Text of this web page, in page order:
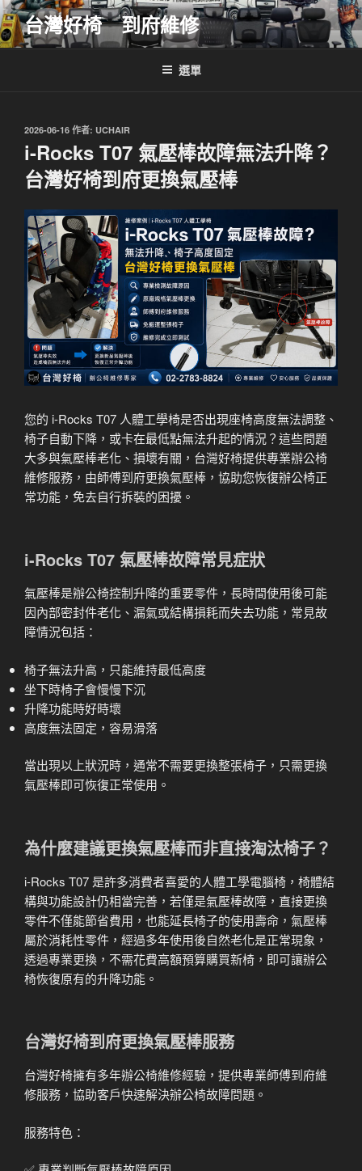
跳
至
主
台灣好椅 到府維修
選單
發
佈
於
2026-06-16 作者: UCHAIR
i-Rocks T07 氣壓棒故障無法升降？
台灣好椅到府更換氣壓棒
您的 i-Rocks T07 人體工學椅是否出現座椅高度無法調整、
椅子自動下降，或卡在最低點無法升起的情況？這些問題
大多與氣壓棒老化、損壞有關，台灣好椅提供專業辦公椅
維修服務，由師傅到府更換氣壓棒，協助您恢復辦公椅正
常功能，免去自行拆裝的困擾。
i-Rocks T07 氣壓棒故障常見症狀
氣壓棒是辦公椅控制升降的重要零件，長時間使用後可能
因內部密封件老化、漏氣或結構損耗而失去功能，常見故
障情況包括：
椅子無法升高，只能維持最低高度
坐下時椅子會慢慢下沉
升降功能時好時壞
高度無法固定，容易滑落
當出現以上狀況時，通常不需要更換整張椅子，只需更換
氣壓棒即可恢復正常使用。
為什麼建議更換氣壓棒而非直接淘汰椅子？
i-Rocks T07 是許多消費者喜愛的人體工學電腦椅，椅體結
構與功能設計仍相當完善，若僅是氣壓棒故障，直接更換
零件不僅能節省費用，也能延長椅子的使用壽命，氣壓棒
屬於消耗性零件，經過多年使用後自然老化是正常現象，
透過專業更換，不需花費高額預算購買新椅，即可讓辦公
椅恢復原有的升降功能。
台灣好椅到府更換氣壓棒服務
台灣好椅擁有多年辦公椅維修經驗，提供專業師傅到府維
修服務，協助客戶快速解決辦公椅故障問題。
服務特色：